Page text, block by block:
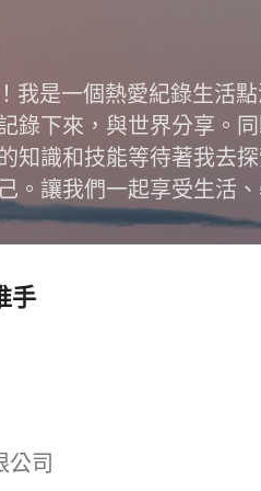
我是一個熱愛紀錄生活
錄下來，與世界分享。
知識和技能等待著我去
。讓我們一起享受生活、
手
公司